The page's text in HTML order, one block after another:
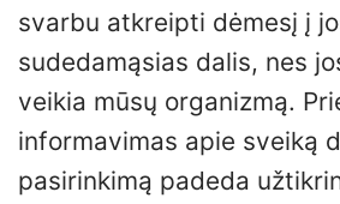
svarbu atkreipti dėmesį į
sudedamąsias dalis, nes
veikia mūsų organizmą.
informavimas apie sveiką
pasirinkimą padeda